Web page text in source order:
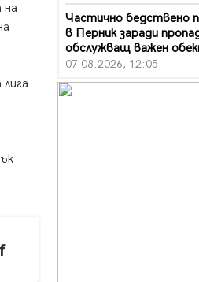
на
Частично бедствено
в Перник заради
обслужващ важен
07.08.2026, 12:05
Да отговорим на